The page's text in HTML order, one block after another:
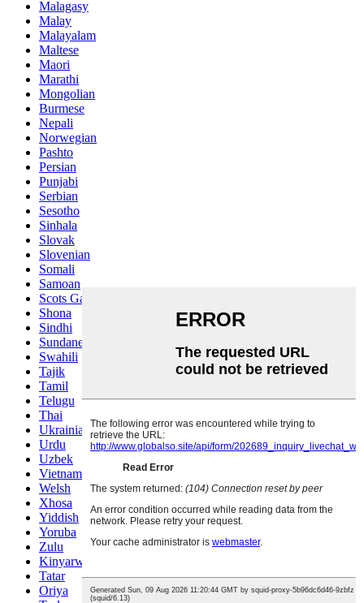
Malagasy
Malay
Malayalam
Maltese
Maori
Marathi
Mongolian
Burmese
Nepali
Norwegian
Pashto
Persian
Punjabi
Serbian
Sesotho
Sinhala
Slovak
Slovenian
Somali
Samoan
Scots Gaelic
Shona
Sindhi
Sundanese
Swahili
Tajik
Tamil
Telugu
Thai
Ukrainian
Urdu
Uzbek
Vietnamese
Welsh
Xhosa
Yiddish
Yoruba
Zulu
Kinyarwanda
Tatar
Oriya